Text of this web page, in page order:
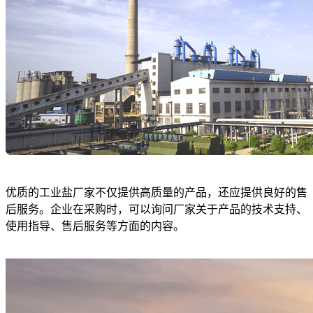
优质的工业盐厂家不仅提供高质量的产品，还应提供良好的售
后服务。企业在采购时，可以询问厂家关于产品的技术支持、
使用指导、售后服务等方面的内容。